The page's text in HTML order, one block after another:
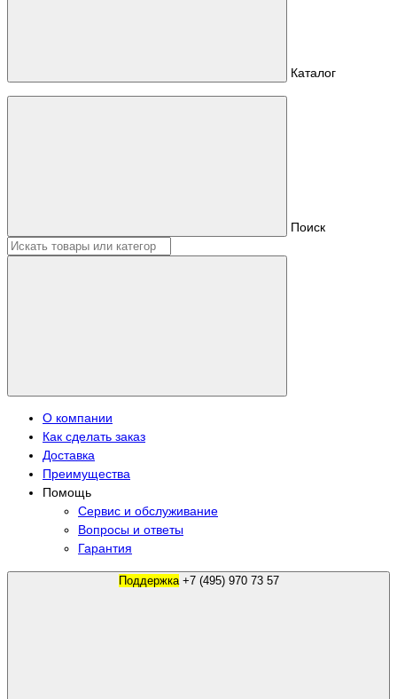
Каталог
Поиск
О компании
Как сделать заказ
Доставка
Преимущества
Помощь
Сервис и обслуживание
Вопросы и ответы
Гарантия
Поддержка +7 (495) 970 73 57